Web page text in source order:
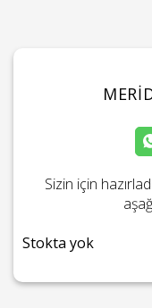
Sizin için
Stokta yok